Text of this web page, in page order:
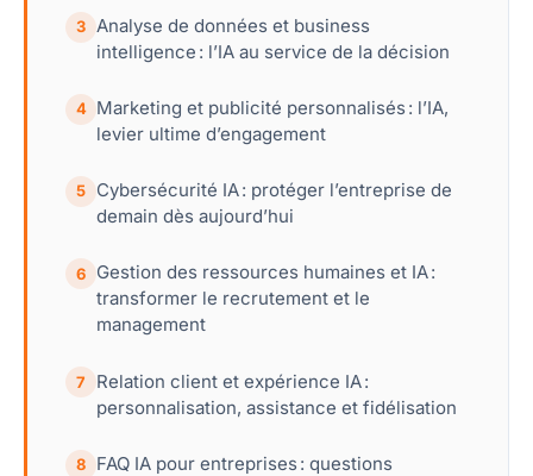
3
Analyse de données et business
intelligence : l’IA au service de la décision
4 Marketing et publicité personnalisés : l’IA,
levier ultime d’engagement
5
Cybersécurité IA : protéger l’entreprise de
demain dès aujourd’hui
6
Gestion des ressources humaines et IA :
transformer le recrutement et le
management
7
Relation client et expérience IA :
personnalisation, assistance et fidélisation
8
FAQ IA pour entreprises : questions